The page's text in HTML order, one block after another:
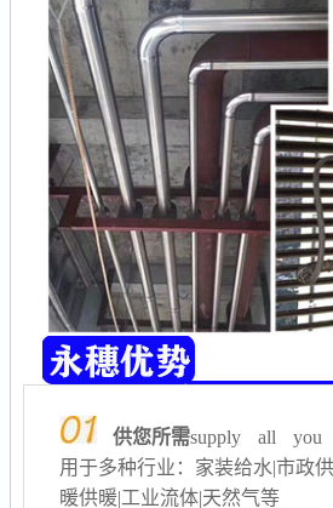
供您所需supply all you
用于多种行业：家装给水|市政
暖供暖|工业流体|天然气等